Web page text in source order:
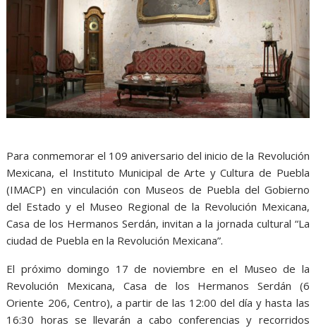
Para conmemorar el 109 aniversario del inicio de la Revolución
Mexicana, el Instituto Municipal de Arte y Cultura de Puebla
(IMACP) en vinculación con Museos de Puebla del Gobierno
del Estado y el Museo Regional de la Revolución Mexicana,
Casa de los Hermanos Serdán, invitan a la jornada cultural “La
ciudad de Puebla en la Revolución Mexicana”.
El próximo domingo 17 de noviembre en el Museo de la
Revolución Mexicana, Casa de los Hermanos Serdán (6
Oriente 206, Centro), a partir de las 12:00 del día y hasta las
16:30 horas se llevarán a cabo conferencias y recorridos